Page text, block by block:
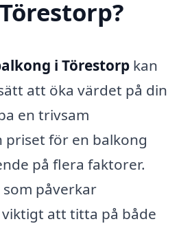
i Törestorp kan
att öka värdet på din
en trivsam
för en balkong
på flera faktorer.
påverkar
att titta på både